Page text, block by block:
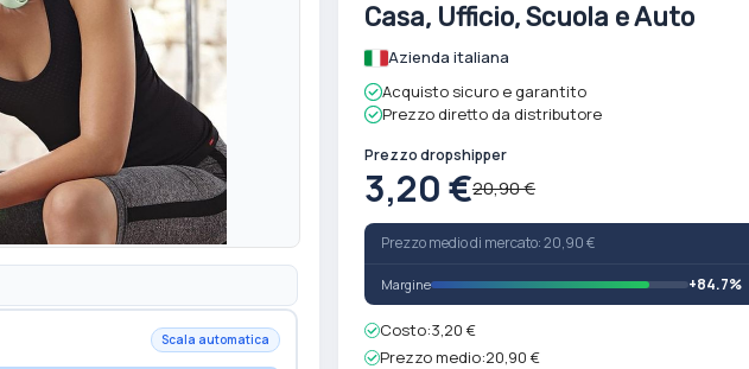
Scala automatica
Casa, Ufficio, Scuola e Auto
Azienda italiana
Acquisto sicuro e garantito
Prezzo diretto da distributore
Prezzo dropshipper
3,20 €20,90 €
Prezzo medio di mercato: 20,90 €
Margine +84.7%
Costo:3,20 €
Prezzo medio:20,90 €